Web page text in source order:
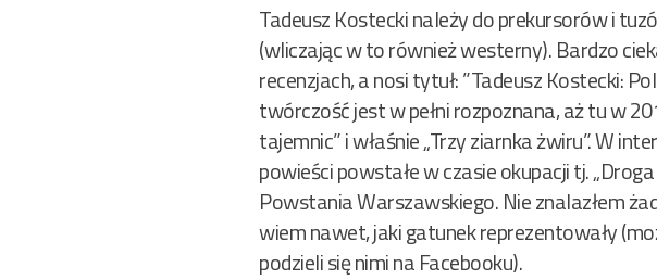
Tadeusz Kostecki należy do prekursorów i
(wliczając w to również westerny). Bardzo
recenzjach, a nosi tytuł: ”Tadeusz Kostecki:
twórczość jest w pełni rozpoznana, aż tu w
tajemnic” i właśnie „Trzy ziarnka żwiru”. W
powieści powstałe w czasie okupacji tj. „Droga
Powstania Warszawskiego. Nie znalazłem
wiem nawet, jaki gatunek reprezentowały
podzieli się nimi na Facebooku).